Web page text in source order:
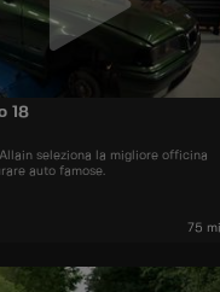
18
seleziona la migliore officina
auto famose.
75